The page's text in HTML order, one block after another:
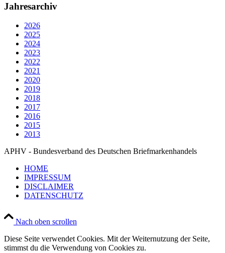
Jahresarchiv
2026
2025
2024
2023
2022
2021
2020
2019
2018
2017
2016
2015
2013
APHV - Bundesverband des Deutschen Briefmarkenhandels
HOME
IMPRESSUM
DISCLAIMER
DATENSCHUTZ
Nach oben scrollen
Diese Seite verwendet Cookies. Mit der Weiternutzung der Seite,
stimmst du die Verwendung von Cookies zu.